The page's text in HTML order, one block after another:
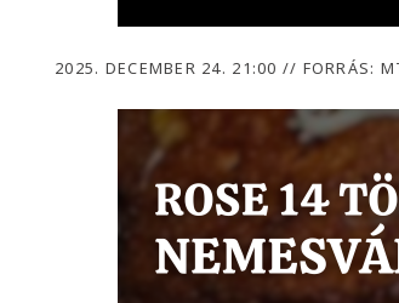
2025. DECEMBER 24. 21:00 // FORRÁS: